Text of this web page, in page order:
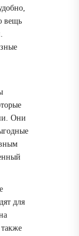
вещь
Они
для